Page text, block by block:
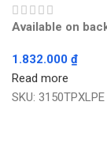
Available on
1.832.000 ₫
Read more
SKU: 3150TPXLPE